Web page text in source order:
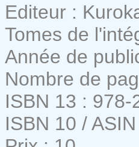
Editeur :
Tomes de
Année de
Nombre de
ISBN 13 :
ISBN 10 /